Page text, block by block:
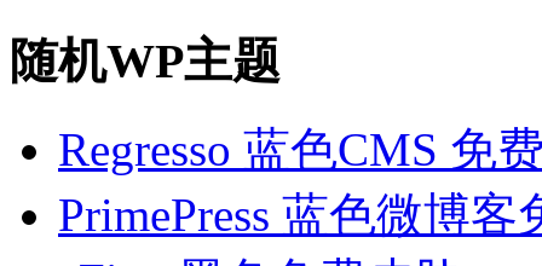
随机WP主题
Regresso 蓝色CMS 免
PrimePress 蓝色微博客